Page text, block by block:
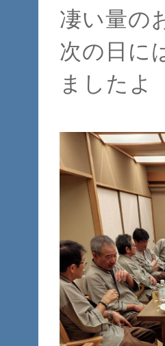
凄い量の
次の日に
ましたよ